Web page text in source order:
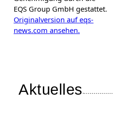
EQS Group GmbH gestattet.
Originalversion auf eqs-
news.com ansehen.
Aktuelles